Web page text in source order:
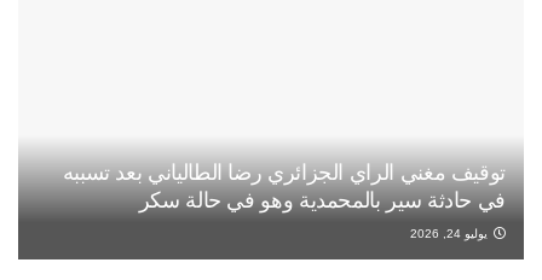
توقيف مغني الراي الجزائري رضا الطالياني بعد تسببه
في حادثة سير بالمحمدية وهو في حالة سكر
يوليو 24, 2026